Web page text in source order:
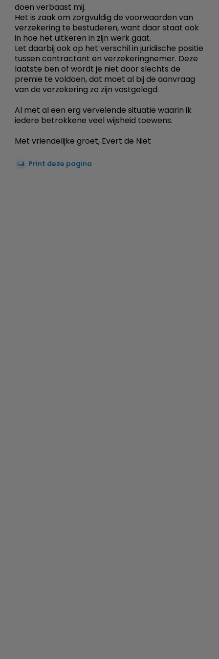
doen verbaast mij.
Het is zaak om zorgvuldig de voorwaarden van
verzekering te bestuderen, want daar staat ook
in hoe het uitkeren in zijn werk gaat.
Let daarbij ook op het verschil in juridische positie
tussen contractant en verzekeringnemer. Deze
laatste ben of wordt je niet door slechts de
premie te voldoen, dat moet al bij de aanvraag
van de verzekering zo zijn vastgelegd.
Al met al een erg vervelende situatie waarin ik
iedere betrokkene veel wijsheid toewens.
Met vriendelijke groet, Evert de Niet
Print deze pagina